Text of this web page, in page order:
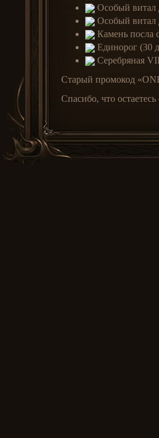
Особый
Особый
Камень посла
Единорог (30
Серебряная
Старый промокод
Спасибо, что